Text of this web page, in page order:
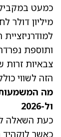
הזה לשווי כולל של
ול-2026
כעת השאלה
כאשר